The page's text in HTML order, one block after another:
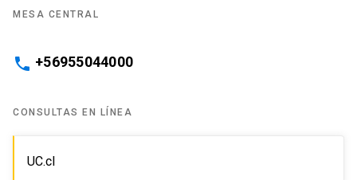
MESA CENTRAL
phone +56955044000
CONSULTAS EN LÍNEA
UC.cl